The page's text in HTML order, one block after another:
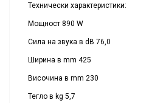
Технически характеристики:
Мощност 890 W
Сила на звука в dB 76,0
Ширина в mm 425
Височина в mm 230
Тегло в kg 5,7